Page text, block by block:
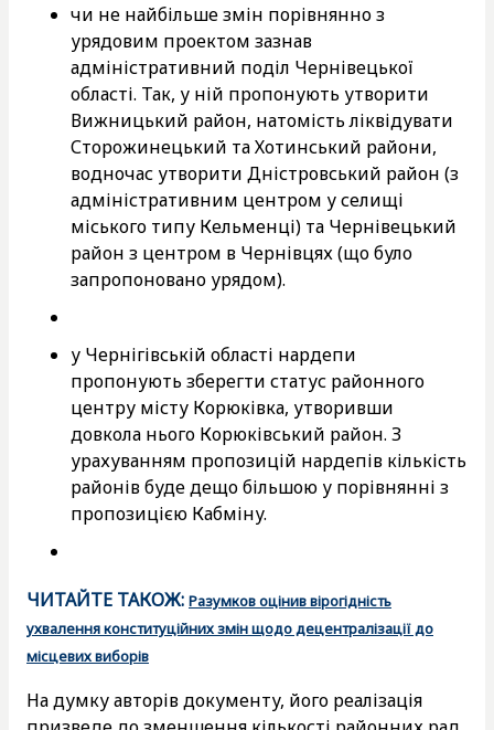
чи не найбільше змін порівнянно з
урядовим проектом зазнав
адміністративний поділ Чернівецької
області. Так, у ній пропонують утворити
Вижницький район, натомість ліквідувати
Сторожинецький та Хотинський райони,
водночас утворити Дністровський район (з
адміністративним центром у селищі
міського типу Кельменці) та Чернівецький
район з центром в Чернівцях (що було
запропоновано урядом).
у Чернігівській області нардепи
пропонують зберегти статус районного
центру місту Корюківка, утворивши
довкола нього Корюківський район. З
урахуванням пропозицій нардепів кількість
районів буде дещо більшою у порівнянні з
пропозицією Кабміну.
ЧИТАЙТЕ ТАКОЖ: Разумков оцінив вірогідність
ухвалення конституційних змін щодо децентралізації до
місцевих виборів
На думку авторів документу, його реалізація